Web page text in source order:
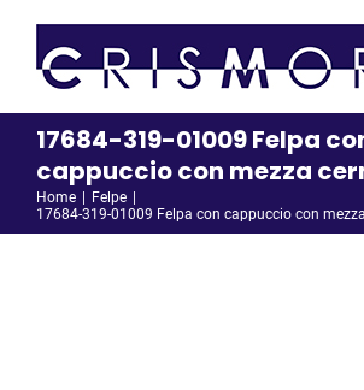
contenuto
17684-319-01009 Felpa
cappuccio con mezza
Home
Felpe
17684-319-01009 Felpa con cappuccio con